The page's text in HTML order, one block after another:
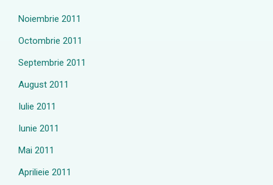
Noiembrie 2011
Octombrie 2011
Septembrie 2011
August 2011
Iulie 2011
Iunie 2011
Mai 2011
Aprilieie 2011